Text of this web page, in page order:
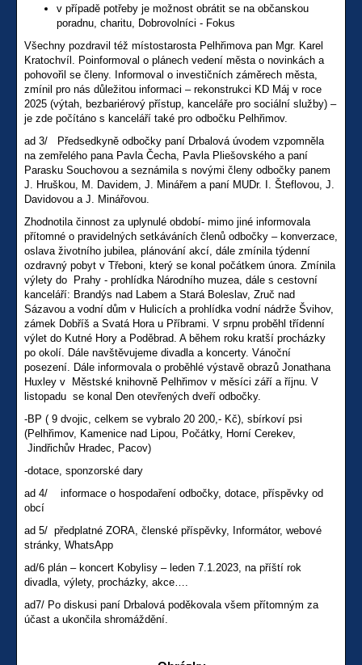
v případě potřeby je možnost obrátit se na občanskou
poradnu, charitu, Dobrovolníci - Fokus
Všechny pozdravil též místostarosta Pelhřimova pan Mgr. Karel
Kratochvíl. Poinformoval o plánech vedení města o novinkách a
pohovořil se členy. Informoval o investičních záměrech města,
zmínil pro nás důležitou informaci – rekonstrukci KD Máj v roce
2025 (výtah, bezbariérový přístup, kanceláře pro sociální služby) –
je zde počítáno s kanceláří také pro odbočku Pelhřimov.
ad 3/ Předsedkyně odbočky paní Drbalová úvodem vzpomněla
na zemřelého pana Pavla Čecha, Pavla Pliešovského a paní
Parasku Souchovou a seznámila s novými členy odbočky panem
J. Hruškou, M. Davidem, J. Minářem a paní MUDr. I. Šteflovou, J.
Davidovou a J. Minářovou.
Zhodnotila činnost za uplynulé období- mimo jiné informovala
přítomné o pravidelných setkáváních členů odbočky – konverzace,
oslava životního jubilea, plánování akcí, dále zmínila týdenní
ozdravný pobyt v Třeboni, který se konal počátkem února. Zmínila
výlety do Prahy - prohlídka Národního muzea, dále s cestovní
kanceláří: Brandýs nad Labem a Stará Boleslav, Zruč nad
Sázavou a vodní dům v Hulicích a prohlídka vodní nádrže Švihov,
zámek Dobříš a Svatá Hora u Příbrami. V srpnu proběhl třídenní
výlet do Kutné Hory a Poděbrad. A během roku kratší procházky
po okolí. Dále navštěvujeme divadla a koncerty. Vánoční
posezení. Dále informovala o proběhlé výstavě obrazů Jonathana
Huxley v Městské knihovně Pelhřimov v měsíci září a říjnu. V
listopadu se konal Den otevřených dveří odbočky.
-BP ( 9 dvojic, celkem se vybralo 20 200,- Kč), sbírkoví psi
(Pelhřimov, Kamenice nad Lipou, Počátky, Horní Cerekev,
Jindřichův Hradec, Pacov)
-dotace, sponzorské dary
ad 4/ informace o hospodaření odbočky, dotace, příspěvky od
obcí
ad 5/ předplatné ZORA, členské příspěvky, Informátor, webové
stránky, WhatsApp
ad/6 plán – koncert Kobylisy – leden 7.1.2023, na příští rok
divadla, výlety, procházky, akce….
ad7/ Po diskusi paní Drbalová poděkovala všem přítomným za
účast a ukončila shromáždění.